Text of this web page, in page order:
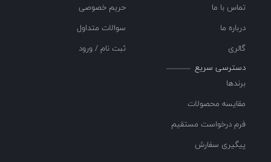
تماس با ما
درباره ما
گالری
حریم خصوصی
سوالات متداول
ثبت نام / ورود
دسترسی سریع
برندها
مقایسه محصولات
فرم درخواست مستقیم
پیگیری سفارش